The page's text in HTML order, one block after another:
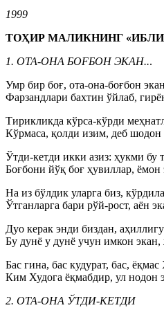
1999
ТОҲИР МАЛИКНИНГ
1. ОТА-ОНА БОFБОН ЭКАН...
Умр бир боғ, ота-она-боғбон
Фарзандлари бахтин ўйлаб,
Тирикликда кўрса-кўрди
Кўрмаса, қолди изим, деб
Ўтди-кетди икки азиз: ҳукми бу
Боғбони йўқ боғ ҳувиллар,
На из бўлдик уларга биз,
Ўтганларга бари рўй-рост, аён
Дуо керак энди биздан,
Бу дунё у дунё учун имкон
Бас гина, бас кудурат, бас,
Ким Худога ёқмабдир, ул нодон
2. ОТА-ОНА ЎТДИ-КЕТДИ